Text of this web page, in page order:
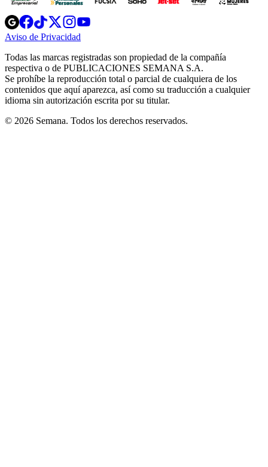
Opens
in
new
Opens
in
new
Opens
in
new
window
Opens
new
windowwindow
Aviso de Privacidad
new
window
Todas las marcas registradas son propiedad de la compañía
respectiva o de PUBLICACIONES SEMANA S.A.
Se prohíbe la reproducción total o parcial de cualquiera de los
contenidos que aquí aparezca, así como su traducción a cualquier
idioma sin autorización escrita por su titular.
© 2026 Semana. Todos los derechos reservados.